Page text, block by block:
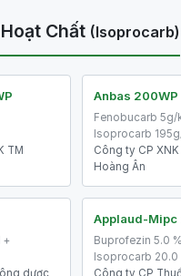
Chất (Isoprocarb)
TM
Anbas 200WP
Fenobucarb 5g/
Isoprocarb
Công ty CP
Hoàng Ân
+
dược
Applaud-Mipc
Buprofezin 5.0
Isoprocarb 20.0
Công ty CP